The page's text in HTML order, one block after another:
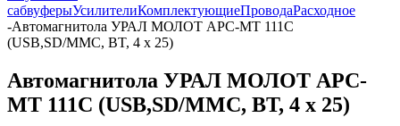
сабвуферыУсилителиКомплектующиеПроводаРасходное
-Автомагнитола УРАЛ МОЛОТ АРС-МТ 111С
(USB,SD/MMC, BT, 4 х 25)
Автомагнитола УРАЛ МОЛОТ АРС-
МТ 111С (USB,SD/MMC, BT, 4 х 25)